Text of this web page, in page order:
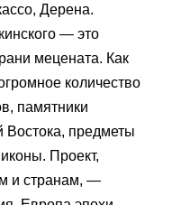
Дерена.
— это
мецената. Как
количество
памятники
Востока, предметы
Проект,
и странам, —